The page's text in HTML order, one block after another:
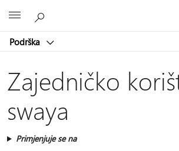
Podrška
Zajedničko
swaya
Primjenjuje se na